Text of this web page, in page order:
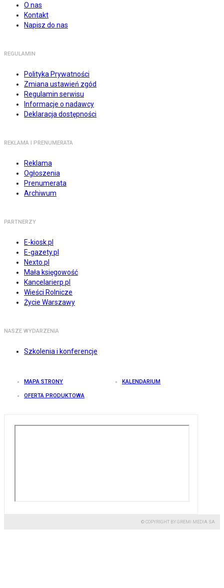
O nas
Kontakt
Napisz do nas
REGULAMIN
Polityka Prywatności
Zmiana ustawień zgód
Regulamin serwisu
Informacje o nadawcy
Deklaracja dostępności
REKLAMA I PRENUMERATA
Reklama
Ogłoszenia
Prenumerata
Archiwum
PARTNERZY
E-kiosk.pl
E-gazety.pl
Nexto.pl
Mała księgowość
Kancelarierp.pl
Wieści Rolnicze
Życie Warszawy
NASZE WYDARZENIA
Szkolenia i konferencje
MAPA STRONY KALENDARIUM
OFERTA PRODUKTOWA
© COPYRIGHT BY GREMI MEDIA SA